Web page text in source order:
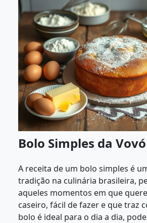
Bolo Simples da Vovó
A receita de um bolo simples é
tradição na culinária brasileira,
aqueles momentos em que
caseiro, fácil de fazer e que traz
bolo é ideal para o dia a dia,